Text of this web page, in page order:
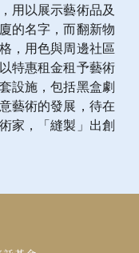
用以展示藝術品及
的名字，而翻新物
，用色與周邊社區
特惠租金租予藝術
設施，包括黑盒劇
藝術的發展，待在
家，「縫製」出創